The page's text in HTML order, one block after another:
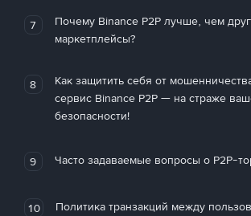
7
Почему Binance P2P лучше, чем
маркетплейсы?
8
Как защитить себя от
сервис Binance P2P — на страже
безопасности!
9 Часто задаваемые вопросы о P2P-
10 Политика транзакций между